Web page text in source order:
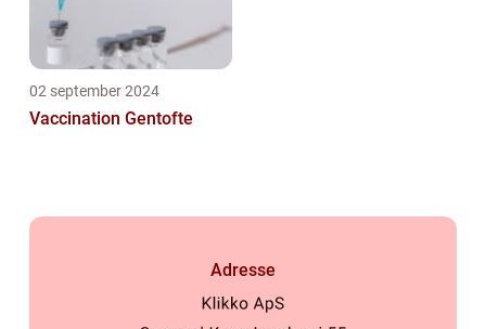
02 september 2024
Vaccination Gentofte
Adresse